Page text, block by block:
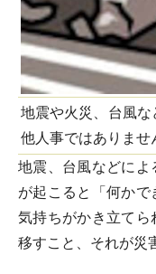
地震や火災、台風
他人事ではありませ
地震、台風などに
が起こると「何か
気持ちがかき立てら
移すこと、それが災